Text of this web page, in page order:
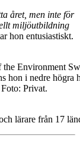
året, men inte för
miljöutbildning
hon entusiastiskt.
Environment
hon i nedre högra
Privat.
lärare från 17